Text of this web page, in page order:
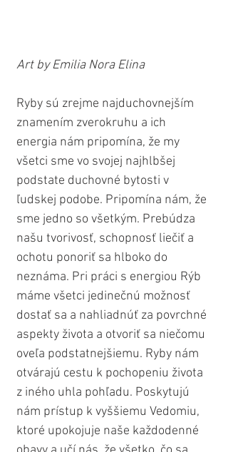
Art by Emilia Nora Elina
Ryby sú zrejme najduchovnejším
znamením zverokruhu a ich
energia nám pripomína, že my
všetci sme vo svojej najhlbšej
podstate duchovné bytosti v
ľudskej podobe. Pripomína nám, že
sme jedno so všetkým. Prebúdza
našu tvorivosť, schopnosť liečiť a
ochotu ponoriť sa hlboko do
neznáma. Pri práci s energiou Rýb
máme všetci jedinečnú možnosť
dostať sa a nahliadnúť za povrchné
aspekty života a otvoriť sa niečomu
oveľa podstatnejšiemu. Ryby nám
otvárajú cestu k pochopeniu života
z iného uhla pohľadu. Poskytujú
nám prístup k vyššiemu Vedomiu,
ktoré upokojuje naše každodenné